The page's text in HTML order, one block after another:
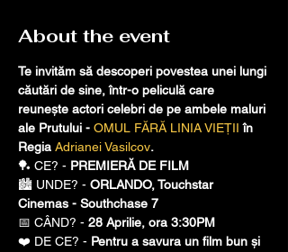
About the event
Te invităm să descoperi povestea unei lungi
căutări de sine, într-o peliculă care
reunește actori celebri de pe ambele maluri
ale Prutului - OMUL FĂRĂ LINIA VIEȚII în
Regia Adrianei Vasilcov.
🏓 CE? - PREMIERĂ DE FILM
🏙️ UNDE? - ORLANDO, Touchstar
Cinemas - Southchase 7
📅 CÂND? - 28 Aprilie, ora 3:30PM
❤️ DE CE? - Pentru a savura un film bun și